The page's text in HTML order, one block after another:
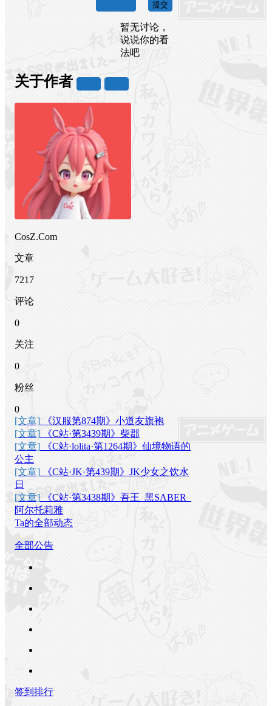
提交
暂无讨论，
说说你的看
法吧
关于作者
CosZ.Com
文章
7217
评论
0
关注
0
粉丝
0
[文章] 《汉服第874期》小道友旗袍
[文章] 《C站·第3439期》柴郡
[文章] 《C站·lolita·第1264期》仙境物语的
公主
[文章] 《C站·JK·第439期》JK少女之饮水
日
[文章] 《C站·第3438期》吾王_黑SABER_
阿尔托莉雅
Ta的全部动态
全部公告
签到排行